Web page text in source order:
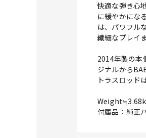
快適な弾き心
に緩やかにな
は、パワフル
繊細なプレイ
2014年製の本
ジナルから
トラスロッド
付属品：純正